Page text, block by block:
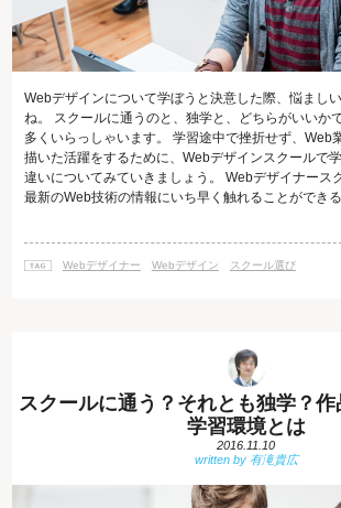
Webデザインについて学ぼうと決意した際、悩まし
ね。 スクールに通うのと、独学と、どちらがいいか
多くいらっしゃいます。 学習途中で挫折せず、Web
描いた活躍をするために、Webデザインスクールで
違いについてみていきましょう。 Webデザイナース
最新のWeb技術の情報にいち早く触れることができ
展がめまぐるしい業界です。Webデザイナーも日頃
通えば、「今、現場ではどんなスキルが求められてい
Webデザイナー Webデザイン スクール選び
スクールに通う？それとも独学？
学習環境とは
2016.11.10